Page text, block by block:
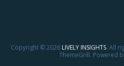
Copyright © 2026 LIVELY INSIGHTS. All
ThemeGrill. Powered